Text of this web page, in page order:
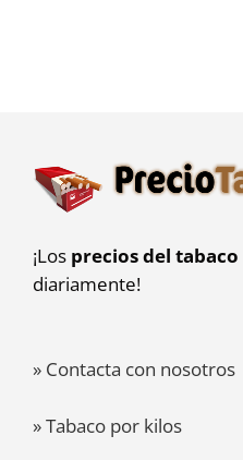
¡Los precios del tabaco
diariamente!
» Contacta con nosotros
» Tabaco por kilos